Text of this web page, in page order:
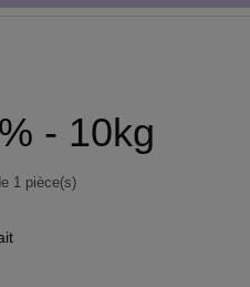
- 10kg
1 pièce(s)